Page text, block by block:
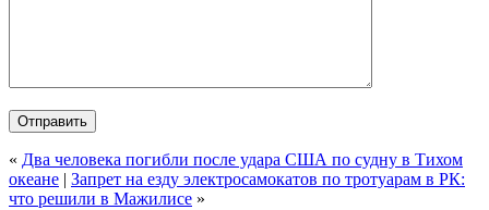
« Два человека погибли после удара США по судну в Тихом
океане | Запрет на езду электросамокатов по тротуарам в РК:
что решили в Мажилисе »